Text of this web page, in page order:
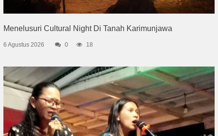
Menelusuri Cultural Night Di Tanah Karimunjawa
6 Agustus 2026 0 18